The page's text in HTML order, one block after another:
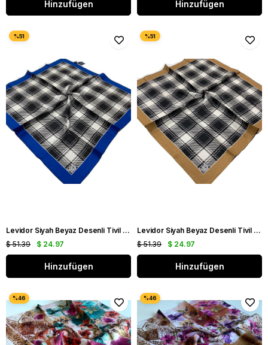
Hinzufügen Hinzufügen
Levidor Siyah Beyaz Desenli Tivil İpek Eşarp 0007
$ 24.97
$ 51.39
Hinzufügen
Levidor Siyah Beyaz Desenli Tivil İpek Eşarp 0006
$ 24.97
$ 51.39
Hinzufügen